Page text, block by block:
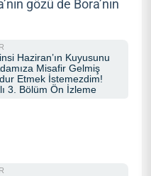
gözü de Bora’nın